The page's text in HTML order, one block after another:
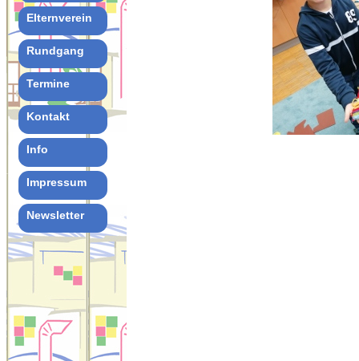
Elternverein
Rundgang
Termine
Kontakt
Info
Impressum
Newsletter